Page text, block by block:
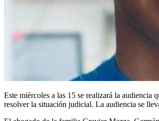
Este miércoles a las 15 se realizará la
resolver la situación judicial. La audiencia se